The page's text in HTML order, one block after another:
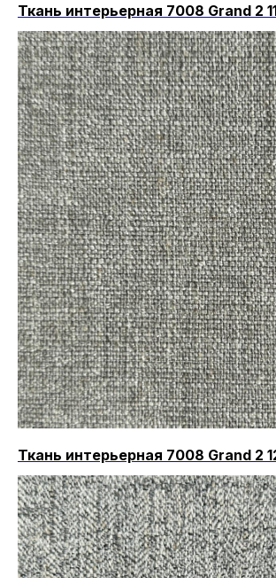
Ткань интерьерная 7008 Grand 2
Ткань интерьерная 7008 Grand 2